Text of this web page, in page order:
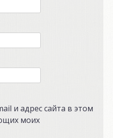
и адрес сайта в этом
моих